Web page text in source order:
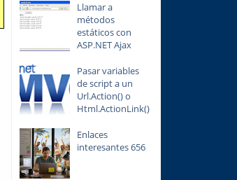
Llamar a
métodos
estáticos con
ASP.NET Ajax
Pasar variables
de script a un
Url.Action() o
Html.ActionLink()
Enlaces
interesantes 656